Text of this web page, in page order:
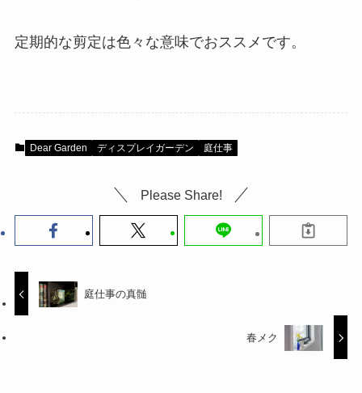
定期的な剪定は色々な意味でおススメです。
Dear Garden ディスプレイガーデン 庭仕事
Please Share!
庭仕事の真髄
春メク